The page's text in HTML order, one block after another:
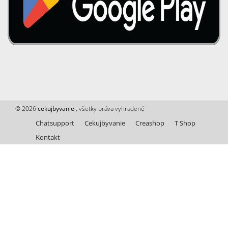
© 2026cekujbyvanie , všetky práva vyhradené
Chatsupport Cekujbyvanie Creashop
T Shop
Kontakt